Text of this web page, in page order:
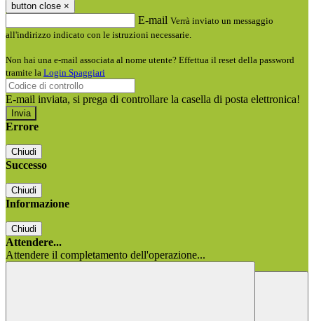
button close ×
E-mail Verrà inviato un messaggio
all'indirizzo indicato con le istruzioni necessarie.
Non hai una e-mail associata al nome utente? Effettua il reset della password
tramite la Login Spaggiari
E-mail inviata, si prega di controllare la casella di posta elettronica!
Errore
Chiudi
Successo
Chiudi
Informazione
Chiudi
Attendere...
Attendere il completamento dell'operazione...